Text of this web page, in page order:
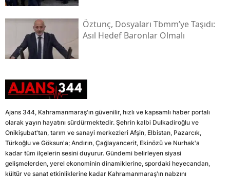
Öztunç, Dosyaları Tbmm’ye Taşıdı:
Asıl Hedef Baronlar Olmalı
Ajans 344, Kahramanmaraş'ın güvenilir, hızlı ve kapsamlı haber portalı
olarak yayın hayatını sürdürmektedir. Şehrin kalbi Dulkadiroğlu ve
Onikişubat'tan, tarım ve sanayi merkezleri Afşin, Elbistan, Pazarcık,
Türkoğlu ve Göksun'a; Andırın, Çağlayancerit, Ekinözü ve Nurhak'a
kadar tüm ilçelerin sesini duyurur. Gündemi belirleyen siyasi
gelişmelerden, yerel ekonominin dinamiklerine, spordaki heyecandan,
kültür ve sanat etkinliklerine kadar Kahramanmaraş'ın nabzını